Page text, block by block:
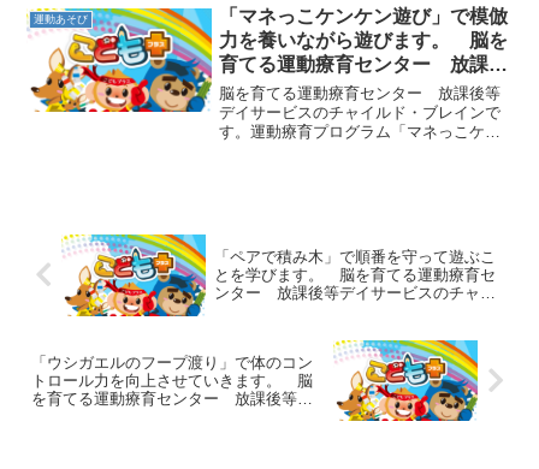
伏せになり、両手はバンザイのように前
に出しておきます。小さな...
運動あそび
「マネっこケンケン遊び」で模倣
力を養いながら遊びます。 脳を
育てる運動療育センター 放課後
等デイサービスのチャイルド・ブ
レイン
脳を育てる運動療育センター 放課後等
デイサービスのチャイルド・ブレインで
す。運動療育プログラム「マネっこケン
「ペアで積み木」で順番を守って遊ぶこ
とを学びます。 脳を育てる運動療育セ
ンター 放課後等デイサービスのチャイ
「ウシガエルのフープ渡り」で体のコン
トロール力を向上させていきます。 脳
を育てる運動療育センター 放課後等デ